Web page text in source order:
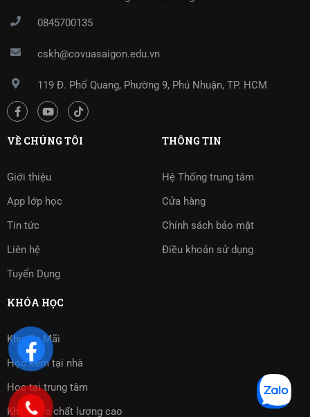
0845700135
cskh@covuasaigon.edu.vn
119 Đ. Phổ Quang, Phường 9, Phú Nhuận, TP. HCM
VỀ CHÚNG TÔI
Giới thiệu
App lớp học
Tin tức
Liên hệ
Tuyển Dụng
THÔNG TIN
Hệ Thống trung tâm
Cửa hàng
Chính sách bảo mật
Điều khoản sử dụng
KHÓA HỌC
Khuyến Mãi
Học kèm tại nhà
Học tại trung tâm
Khóa học chất lượng cao